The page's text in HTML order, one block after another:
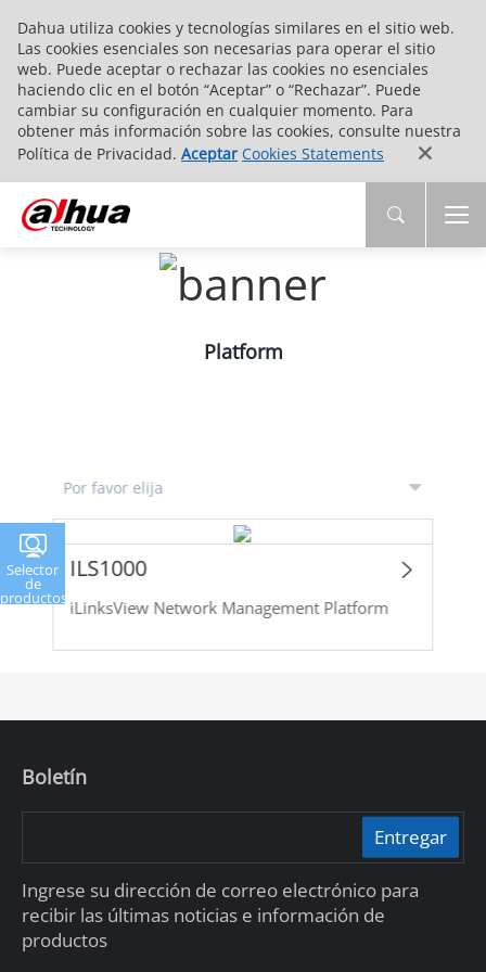
Dahua utiliza cookies y tecnologías similares en el sitio web.
Las cookies esenciales son necesarias para operar el sitio
web. Puede aceptar o rechazar las cookies no esenciales
haciendo clic en el botón “Aceptar” o “Rechazar”. Puede
cambiar su configuración en cualquier momento. Para
obtener más información sobre las cookies, consulte nuestra
Política de Privacidad. Aceptar Cookies Statements
Platform
ILS1000
iLinksView Network Management Platform
Selector
de
productos
Boletín
Entregar
Ingrese su dirección de correo electrónico para
recibir las últimas noticias e información de
productos